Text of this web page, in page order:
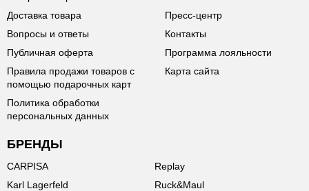
Доставка товара
Вопросы и ответы
Публичная оферта
Правила продажи товаров с
помощью подарочных карт
Политика обработки
персональных данных
Пресс-центр
Контакты
Программа лояльности
Карта сайта
БРЕНДЫ
CARPISA
Karl Lagerfeld
Replay
Ruck&Maul